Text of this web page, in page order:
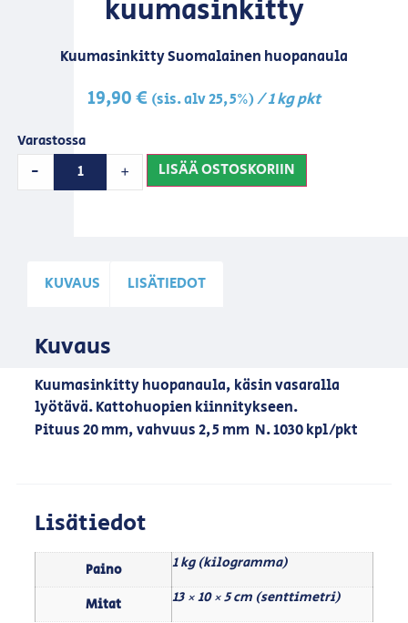
kuumasinkitty
Kuumasinkitty Suomalainen huopanaula
19,90€ (sis. alv 25,5%)/ 1 kg pkt
Varastossa
- + LISÄÄ OSTOSKORIIN
KUVAUS LISÄTIEDOT
Kuvaus
Kuumasinkitty huopanaula, käsin vasaralla
lyötävä. Kattohuopien kiinnitykseen.
Pituus 20 mm, vahvuus 2,5 mm N. 1030 kpl/pkt
Lisätiedot
Paino 1 kg (kilogramma)
Mitat 13 × 10 × 5 cm (senttimetri)